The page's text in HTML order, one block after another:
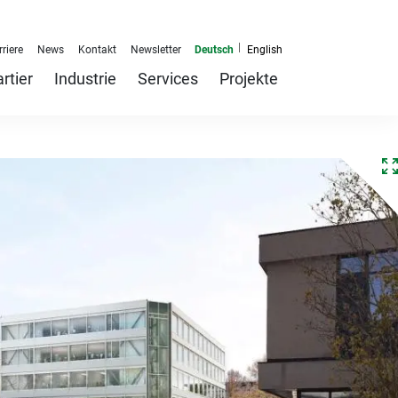
News Kontakt Newsletter
Industrie Services Projekte